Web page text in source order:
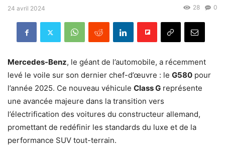
24 avril 2024 0
28
Mercedes-Benz, le géant de l’automobile, a récemment
levé le voile sur son dernier chef-d’œuvre : le G580 pour
l’année 2025. Ce nouveau véhicule Class G représente
une avancée majeure dans la transition vers
l’électrification des voitures du constructeur allemand,
promettant de redéfinir les standards du luxe et de la
performance SUV tout-terrain.